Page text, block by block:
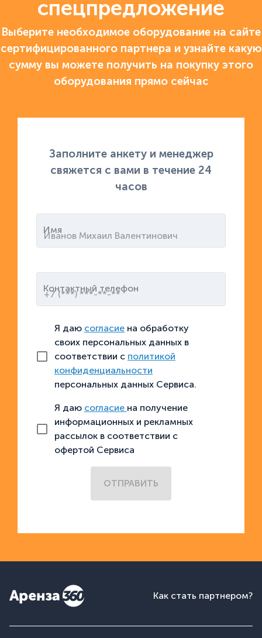
спецпредложение
Выберите необходимое оборудование на сайте
сертифицированного партнера и узнайте какую
сумму вы можете получить на покупку этого
оборудования прямо сейчас
Заполните анкету и менеджер
свяжется с вами в течение 24
часов
Имя
Контактный телефон
Я даю согласие на обработку
своих персональных данных в
соответствии с политикой
конфиденциальности
персональных данных Сервиса.
Я даю согласие на получение
информационных и рекламных
рассылок в соответствии с
офертой Сервиса
ОТПРАВИТЬ
Как стать партнером?